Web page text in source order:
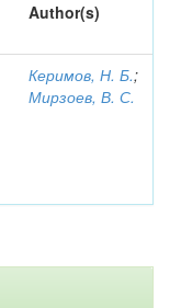
Author(s)
Керимов, Н. Б.;
Мирзоев, В. С.